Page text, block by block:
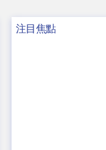
注目焦點